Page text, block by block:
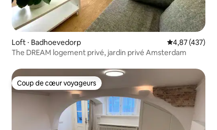
Loft ⋅ Badhoevedorp Évaluation
4,87 (437)
The DREAM logement privé, jardin privé Amsterdam
Coup de cœur voyageurs
Coup de cœur voyageurs